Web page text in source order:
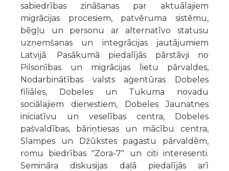
sabiedrības zināšanas par aktuālajiem
migrācijas procesiem, patvēruma sistēmu,
bēgļu un personu ar alternatīvo statusu
uzņemšanas un integrācijas jautājumiem
Latvijā. Pasākumā piedalījās pārstāvji no
Pilsonības un migrācijas lietu pārvaldes,
Nodarbinātības valsts aģentūras Dobeles
filiāles, Dobeles un Tukuma novadu
sociālajiem dienestiem, Dobeles Jaunatnes
iniciatīvu un veselības centra, Dobeles
pašvaldības, bāriņtiesas un mācību centra,
Slampes un Džūkstes pagastu pārvaldēm,
romu biedrības "Zora-7" un citi interesenti.
Semināra diskusijas daļā piedalījās arī